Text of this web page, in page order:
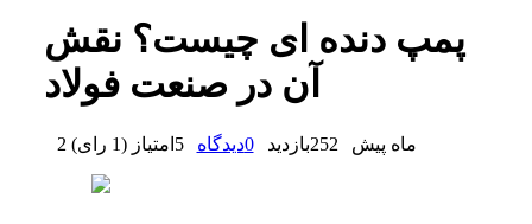
پمپ دنده ای چیست؟ نقش
آن در صنعت فولاد
2 ماه پیش 252بازدید 0دیدگاه 5 امتیاز (1 رای )